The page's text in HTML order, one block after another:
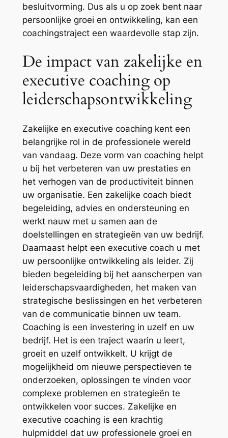
besluitvorming. Dus als u op zoek bent naar
persoonlijke groei en ontwikkeling, kan een
coachingstraject een waardevolle stap zijn.
De impact van zakelijke en
executive coaching op
leiderschapsontwikkeling
Zakelijke en executive coaching kent een
belangrijke rol in de professionele wereld
van vandaag. Deze vorm van coaching helpt
u bij het verbeteren van uw prestaties en
het verhogen van de productiviteit binnen
uw organisatie. Een zakelijke coach biedt
begeleiding, advies en ondersteuning en
werkt nauw met u samen aan de
doelstellingen en strategieën van uw bedrijf.
Daarnaast helpt een executive coach u met
uw persoonlijke ontwikkeling als leider. Zij
bieden begeleiding bij het aanscherpen van
leiderschapsvaardigheden, het maken van
strategische beslissingen en het verbeteren
van de communicatie binnen uw team.
Coaching is een investering in uzelf en uw
bedrijf. Het is een traject waarin u leert,
groeit en uzelf ontwikkelt. U krijgt de
mogelijkheid om nieuwe perspectieven te
onderzoeken, oplossingen te vinden voor
complexe problemen en strategieën te
ontwikkelen voor succes. Zakelijke en
executive coaching is een krachtig
hulpmiddel dat uw professionele groei en